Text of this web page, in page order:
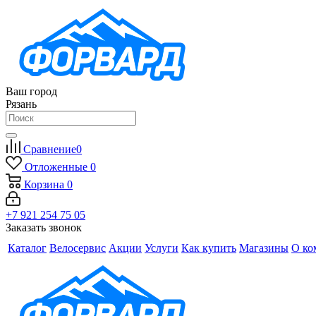
Ваш город
Рязань
Сравнение0
Отложенные 0
Корзина 0
+7 921 254 75 05
Заказать звонок
Каталог Велосервис Акции Услуги Как купить Магазины О